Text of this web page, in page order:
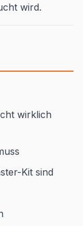
wird.
wirklich
Kit sind